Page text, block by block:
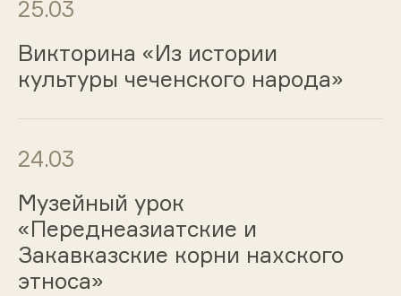
25.03
Викторина «Из истории
культуры чеченского народа»
24.03
Музейный урок
«Переднеазиатские и
Закавказские корни нахского
этноса»